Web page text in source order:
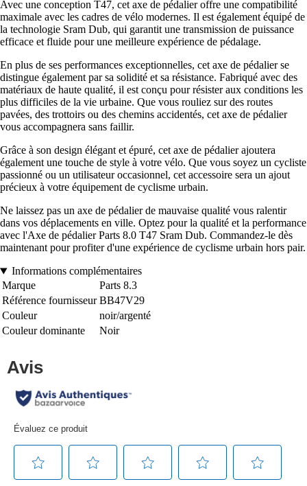
Avec une conception T47, cet axe de pédalier offre une compatibilité
maximale avec les cadres de vélo modernes. Il est également équipé de
la technologie Sram Dub, qui garantit une transmission de puissance
efficace et fluide pour une meilleure expérience de pédalage.
En plus de ses performances exceptionnelles, cet axe de pédalier se
distingue également par sa solidité et sa résistance. Fabriqué avec des
matériaux de haute qualité, il est conçu pour résister aux conditions les
plus difficiles de la vie urbaine. Que vous rouliez sur des routes
pavées, des trottoirs ou des chemins accidentés, cet axe de pédalier
vous accompagnera sans faillir.
Grâce à son design élégant et épuré, cet axe de pédalier ajoutera
également une touche de style à votre vélo. Que vous soyez un cycliste
passionné ou un utilisateur occasionnel, cet accessoire sera un ajout
précieux à votre équipement de cyclisme urbain.
Ne laissez pas un axe de pédalier de mauvaise qualité vous ralentir
dans vos déplacements en ville. Optez pour la qualité et la performance
avec l'Axe de pédalier Parts 8.0 T47 Sram Dub. Commandez-le dès
maintenant pour profiter d'une expérience de cyclisme urbain hors pair.
Informations complémentaires
Marque
Parts 8.3
Référence fournisseur BB47V29
Couleur
noir/argenté
Couleur dominante
Noir